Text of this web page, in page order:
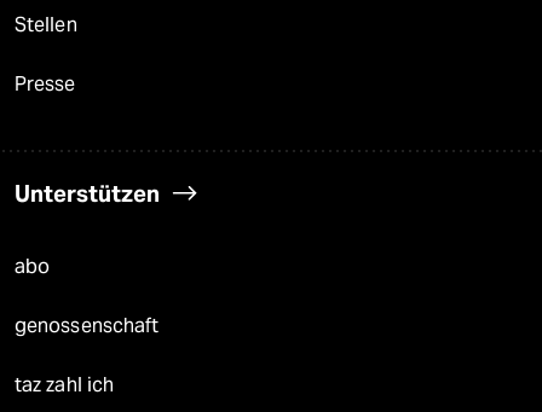
Stellen
Presse
Unterstützen
abo
genossenschaft
taz zahl ich